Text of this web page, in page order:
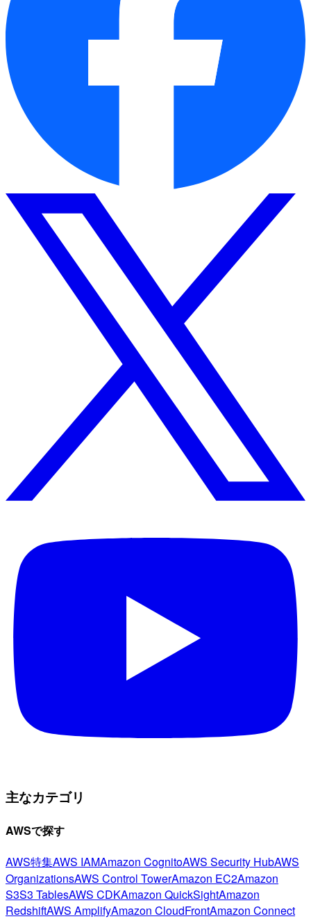
主なカテゴリ
AWSで探す
AWS特集AWS IAMAmazon CognitoAWS Security HubAWS
OrganizationsAWS Control TowerAmazon EC2Amazon
S3S3 TablesAWS CDKAmazon QuickSightAmazon
RedshiftAWS AmplifyAmazon CloudFrontAmazon Connect